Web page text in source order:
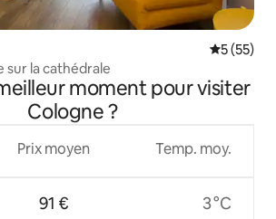
5 (55)
sur la cathédrale
moment pour visiter
Cologne ?
Prix moyen
91 €
Temp. moy.
3 °C